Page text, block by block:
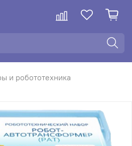
и робототехника